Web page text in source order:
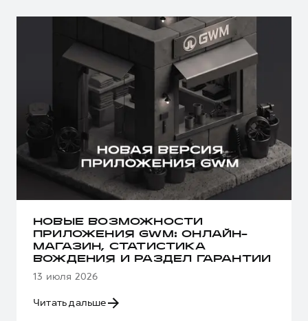
НОВЫЕ ВОЗМОЖНОСТИ
ПРИЛОЖЕНИЯ GWM: ОНЛАЙН-
МАГАЗИН, СТАТИСТИКА
ВОЖДЕНИЯ И РАЗДЕЛ ГАРАНТИИ
13 июля 2026
Читать дальше